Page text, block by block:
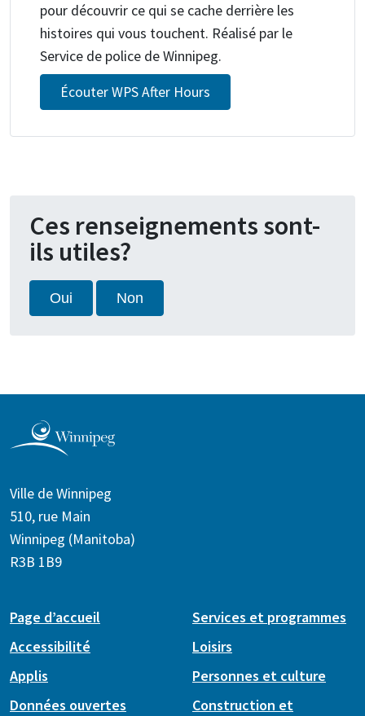
pour découvrir ce qui se cache derrière les
histoires qui vous touchent. Réalisé par le
Service de police de Winnipeg.
Écouter WPS After Hours
Ces renseignements sont-
ils utiles?
Oui Non
Ville de Winnipeg
510, rue Main
Winnipeg (Manitoba)
R3B 1B9
Page d’accueil
Accessibilité
Applis
Données ouvertes
Services et programmes
Loisirs
Personnes et culture
Construction et